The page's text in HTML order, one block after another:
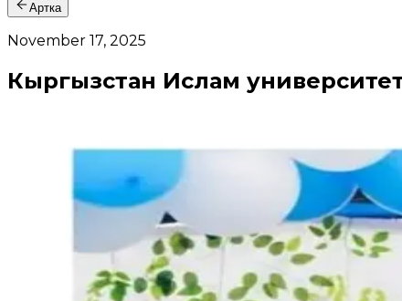
Артка
November 17, 2025
Кыргызстан Ислам